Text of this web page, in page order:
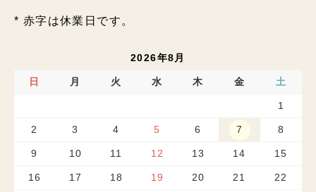
* 赤字は休業日です。
2026年8月
日 月 火 水 木 金 土
1
2 3 4 5 6 7 8
9 10 11 12 13 14 15
16 17 18 19 20 21 22